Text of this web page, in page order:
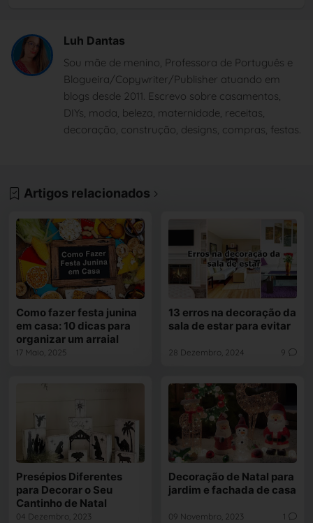
Luh Dantas
Sou mãe de menino, Professora de Português e
Blogueira/Copywriter/Publisher atuando em
blogs desde 2011. Escrevo sobre casamentos,
DIYs, moda, beleza, maternidade, receitas,
decoração, construção, designs, compras, festas.
Artigos relacionados
Como fazer festa junina
em casa: 10 dicas para
organizar um arraial
17 Maio, 2025
13 erros na decoração da
sala de estar para evitar
28 Dezembro, 2024 9
Presépios Diferentes
para Decorar o Seu
Cantinho de Natal
04 Dezembro, 2023
Decoração de Natal para
jardim e fachada de casa
09 Novembro, 2023 1